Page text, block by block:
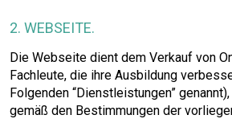
2. WEBSEITE.
Die Webseite dient dem Verkauf von
Fachleute, die ihre Ausbildung
Folgenden “Dienstleistungen”
gemäß den Bestimmungen der